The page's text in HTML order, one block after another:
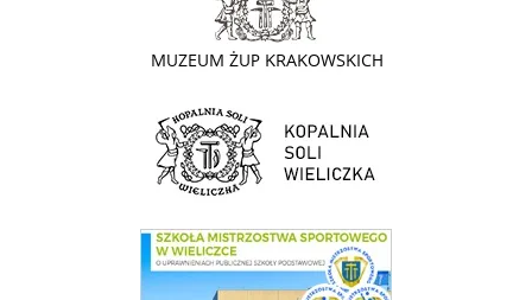
link do strony Kopalni Soli Wieliczka
link do SMS Wieliczka